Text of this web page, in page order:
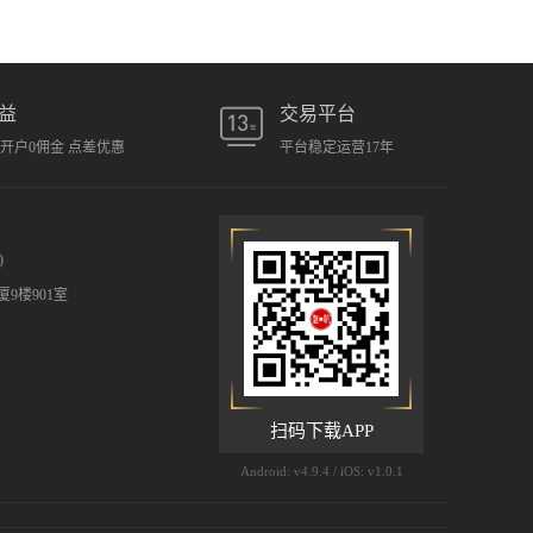
户0佣金 点差优惠
交易平台
平台稳定运营17年
9楼901室
扫码下载APP
Android: v4.9.4 / iOS: v1.0.1